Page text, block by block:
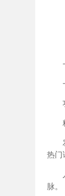
热门
脉。